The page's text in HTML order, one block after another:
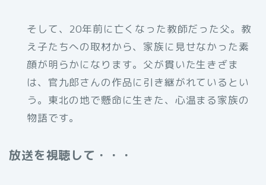
そして、20年前に亡くなった教師だった父。教
え子たちへの取材から、家族に見せなかった素
顔が明らかになります。父が貫いた生きざま
は、官九郎さんの作品に引き継がれているとい
う。東北の地で懸命に生きた、心温まる家族の
物語です。
放送を視聴して・・・